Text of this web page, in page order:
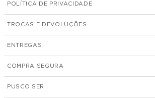
POLÍTICA DE PRIVACIDADE
TROCAS E DEVOLUÇÕES
ENTREGAS
COMPRA SEGURA
PUSCO SER